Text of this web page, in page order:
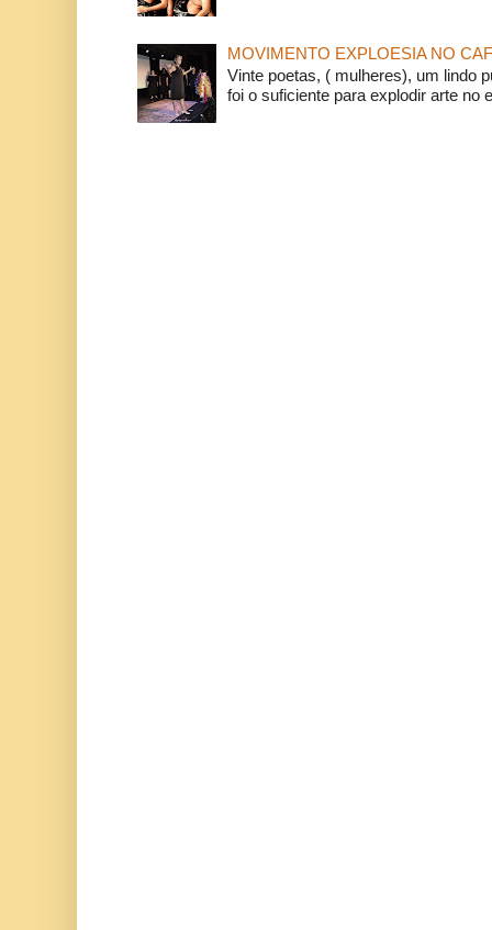
MOVIMENTO EXPLOESIA NO
Vinte poetas, ( mulheres), um lindo
foi o suficiente para explodir arte no